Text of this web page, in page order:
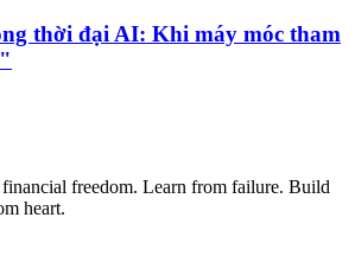
thời đại AI: Khi máy móc tham
freedom. Learn from failure. Build
heart.